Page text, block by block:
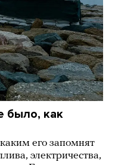
было, как
его запомнят
электричества,